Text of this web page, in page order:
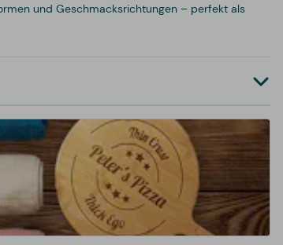
und Geschmacksrichtungen – perfekt als